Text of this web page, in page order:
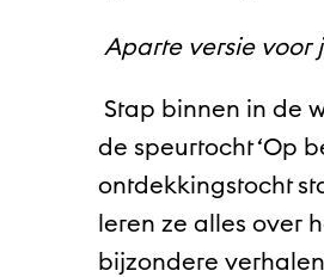
Aparte versie voor
Stap binnen in de
de speurtocht ‘Op
ontdekkingstocht
leren ze alles over
bijzondere